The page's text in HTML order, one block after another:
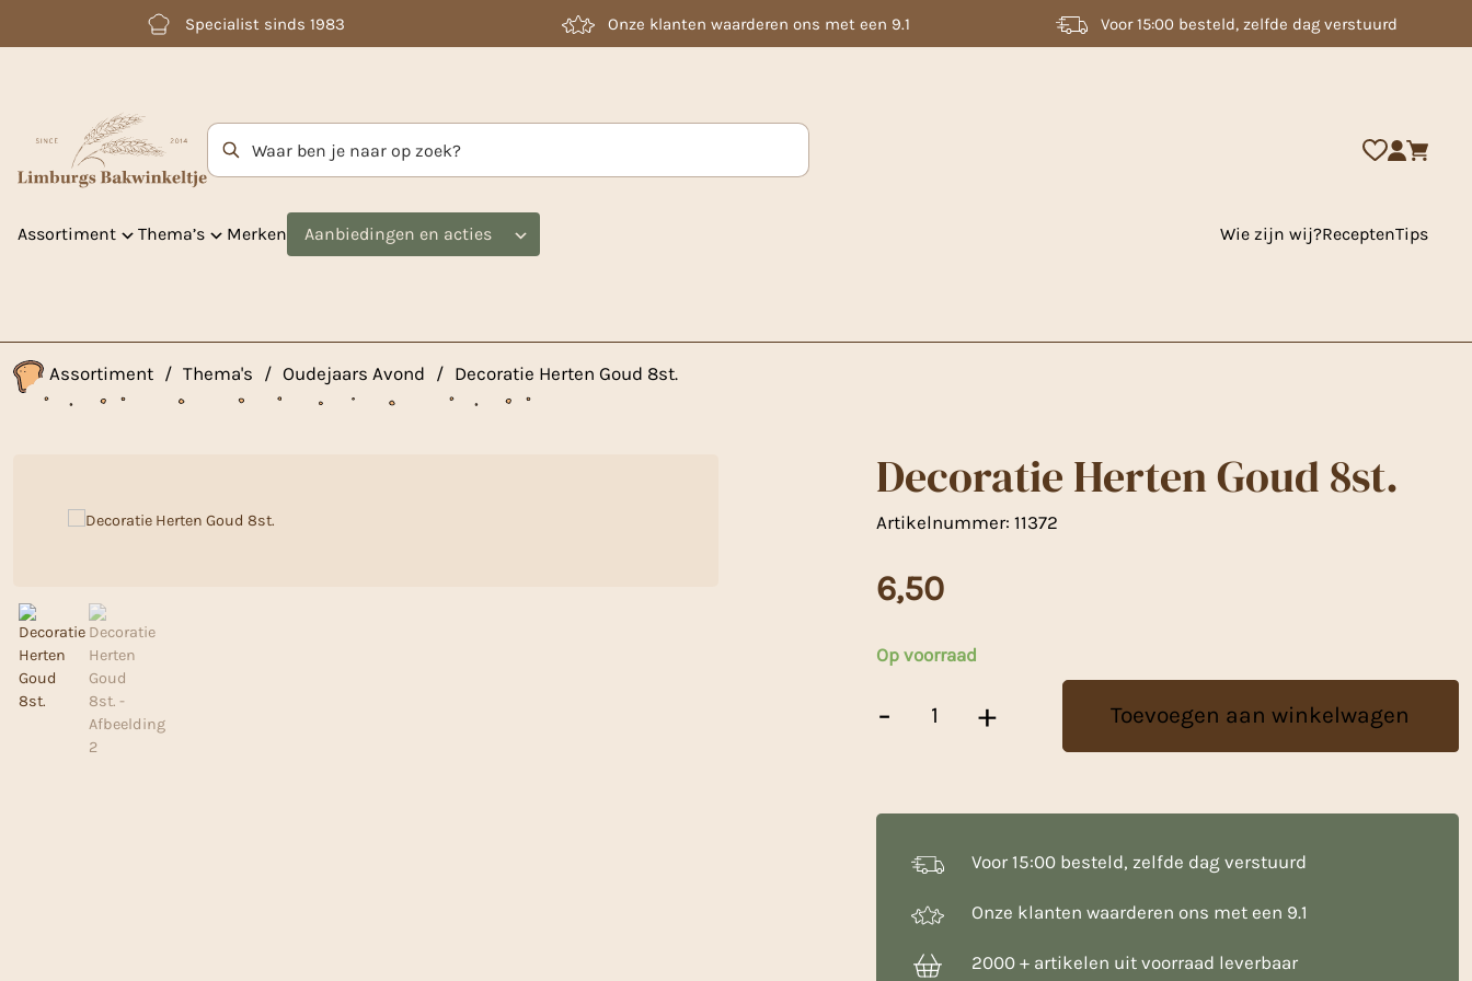
Betaal achteraf met Klarna Laag geprijsd 2000 + artikelen uit voorraad leverbaar
Zoekterm
Assortiment Thema’s Merken Aanbiedingen en acties Wie zijn wij?ReceptenTips
Assortiment / Thema's / Oudejaars Avond / Decoratie Herten Goud 8st.
Decoratie Herten Goud 8st.
Artikelnummer: 11372
6,50
Op voorraad
-
Herten
+ Toevoegen aan winkelwagen
Voor 15:00 besteld, zelfde dag verstuurd
Onze klanten waarderen ons met een 9.1
2000 + artikelen uit voorraad leverbaar